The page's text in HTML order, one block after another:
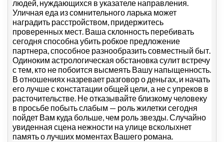
людей, нуждающихся в указателе направления.
Уличная еда из сомнительного ларька может
наградить расстройством, придержитесь
проверенных мест. Ваша склонность перебивать
сегодня способна убить робкое предложение
партнера, способное разнообразить совместный быт.
Одиноким астрологическая обстановка сулит встречу
с тем, кто не побоится высмеять Вашу напыщенность.
В отношениях назревает разговор о деньгах, и начать
его лучше с констатации общей цели, а не с упреков в
расточительстве. Не отказывайте близкому человеку
в просьбе побыть слабым — роль жилетки сегодня
пойдет Вам куда больше, чем роль звезды. Случайно
увиденная сцена нежности на улице всколыхнет
память о лучших моментах Вашего романа.